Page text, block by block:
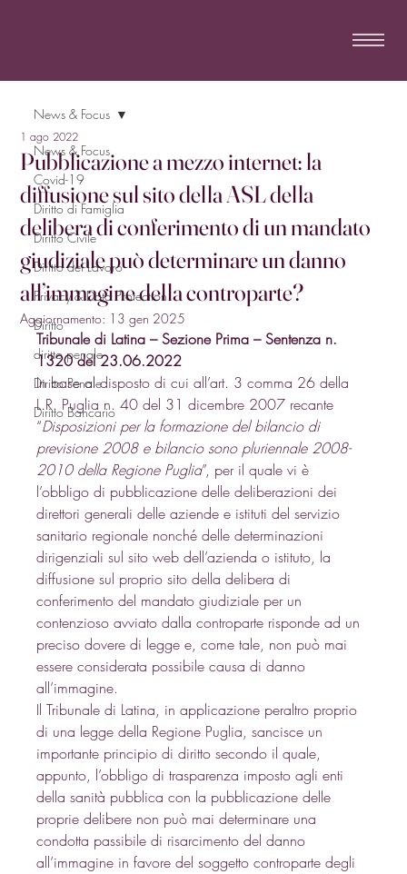
News & Focus
Covid-19
Diritto di Famiglia
Diritto Civile
Diritto del Lavoro
Privacy & Data Protection
Diritto
diritto penale
Diritto Penale
Diritto Bancario
News & Focus
Pubblicazione a mezzo internet: la
diffusione sul sito della ASL della
delibera di conferimento di un mandato
giudiziale può determinare un danno
all’immagine della controparte?
1 ago 2022
Aggiornamento: 13 gen 2025
Tribunale di Latina – Sezione Prima – Sentenza n.
1320 del 23.06.2022
In base al disposto di cui all’art. 3 comma 26 della
L.R. Puglia n. 40 del 31 dicembre 2007 recante
“Disposizioni per la formazione del bilancio di
previsione 2008 e bilancio sono pluriennale 2008-
2010 della Regione Puglia”, per il quale vi è
l’obbligo di pubblicazione delle deliberazioni dei
direttori generali delle aziende e istituti del servizio
sanitario regionale nonché delle determinazioni
dirigenziali sul sito web dell’azienda o istituto, la
diffusione sul proprio sito della delibera di
conferimento del mandato giudiziale per un
contenzioso avviato dalla controparte risponde ad un
preciso dovere di legge e, come tale, non può mai
essere considerata possibile causa di danno
all’immagine.
Il Tribunale di Latina, in applicazione peraltro proprio
di una legge della Regione Puglia, sancisce un
importante principio di diritto secondo il quale,
appunto, l’obbligo di trasparenza imposto agli enti
della sanità pubblica con la pubblicazione delle
proprie delibere non può mai determinare una
condotta passibile di risarcimento del danno
all’immagine in favore del soggetto controparte degli